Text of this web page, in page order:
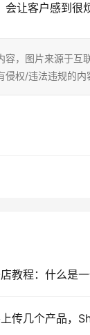
让客户感到很
容，图片来源于互
侵权/违法违规的内
教程：什么是一
传几个产品，